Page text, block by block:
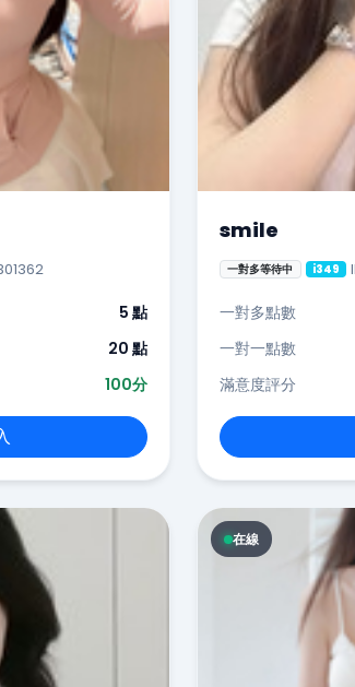
5 點
20 點
100分
smile
一對多等待中 i349
一對多點數
一對一點數
滿意度評分
在線